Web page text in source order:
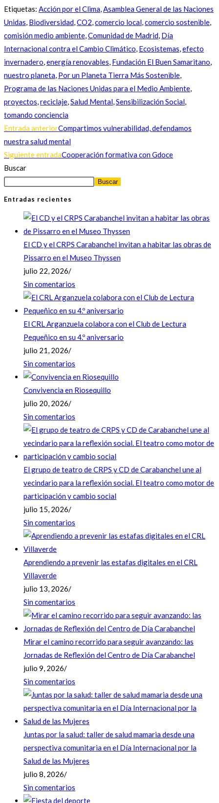
Etiquetas: Acción por el Clima,Asamblea General de las Naciones
Unidas, Biodiversidad,CO2,comercio local,comercio sostenible,
comisión medio ambiente,Comunidad de Madrid, Día
Internacional contra el Cambio Climático, Ecosistemas,efecto
invernadero,energía renovables, Fundación El Buen Samaritano,
nuestro planeta, Por un Planeta Tierra Más Sostenible,
Programa de las Naciones Unidas para el Medio Ambiente,
proyectos,reciclaje,Salud Mental,Sensibilización Social,
tomando conciencia
Leer más artículos
Entrada anteriorCompartimos vulnerabilidad, defendamos
nuestra salud mental
Siguiente entradaCooperación formativa con Gdoce
Buscar
Buscar
Entradas recientes
El CD y el CRPS Carabanchel invitan a habitar las obras de
Pissarro en el Museo Thyssen
julio 22, 2026/
Sin comentarios
El CRL Arganzuela colabora con el Club de Lectura
Pequeñico en su 4.º aniversario
julio 21, 2026/
Sin comentarios
Convivencia en Riosequillo
julio 20, 2026/
Sin comentarios
El grupo de teatro de CRPS y CD de Carabanchel une al
vecindario para la reflexión social. El teatro como motor de
participación y cambio social
julio 15, 2026/
Sin comentarios
Aprendiendo a prevenir las estafas digitales en el CRL
Villaverde
julio 13, 2026/
Sin comentarios
Mirar el camino recorrido para seguir avanzando: las
Jornadas de Reflexión del Centro de Día Carabanchel
julio 9, 2026/
Sin comentarios
Juntas por la salud: taller de salud mamaria desde una
perspectiva comunitaria en el Día Internacional por la
Salud de las Mujeres
julio 8, 2026/
Sin comentarios